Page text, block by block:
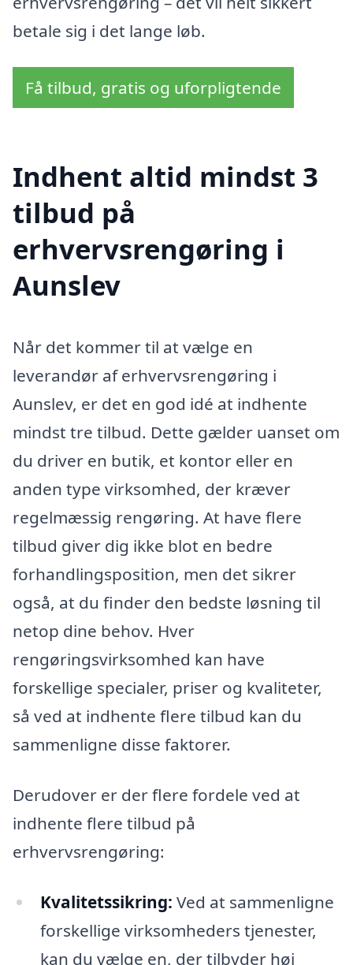
betale sig i det lange løb.
Få tilbud, gratis og uforpligtende
Indhent altid mindst 3
tilbud på
erhvervsrengøring i
Aunslev
Når det kommer til at vælge en
leverandør af erhvervsrengøring i
Aunslev, er det en god idé at indhente
mindst tre tilbud. Dette gælder uanset om
du driver en butik, et kontor eller en
anden type virksomhed, der kræver
regelmæssig rengøring. At have flere
tilbud giver dig ikke blot en bedre
forhandlingsposition, men det sikrer
også, at du finder den bedste løsning til
netop dine behov. Hver
rengøringsvirksomhed kan have
forskellige specialer, priser og kvaliteter,
så ved at indhente flere tilbud kan du
sammenligne disse faktorer.
Derudover er der flere fordele ved at
indhente flere tilbud på
erhvervsrengøring:
Kvalitetssikring: Ved at sammenligne
forskellige virksomheders tjenester,
kan du vælge en, der tilbyder høj